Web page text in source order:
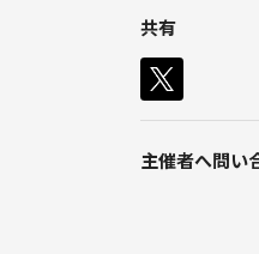
またここでは
是非、興味あ
★こんな方にお
共有
主催者へ問い